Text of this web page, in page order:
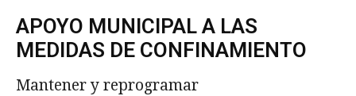
APOYO MUNICIPAL A LAS
MEDIDAS DE CONFINAMIENTO
Mantener y reprogramar